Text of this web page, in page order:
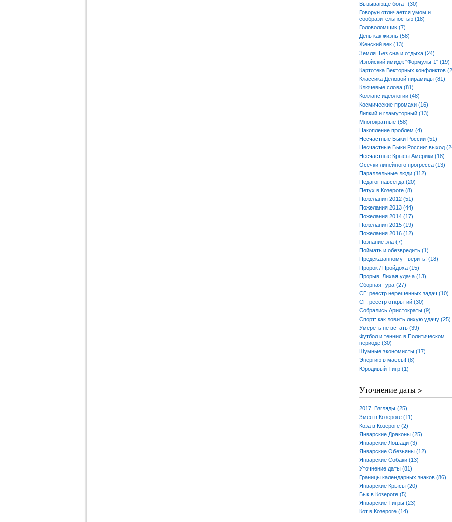
Вызывающе богат (30)
Говорун отличается умом и
сообразительностью (18)
Головоломщик (7)
День как жизнь (58)
Женский век (13)
Земля. Без сна и отдыха (24)
Изгойский имидж "Формулы-1" (19)
Картотека Векторных конфликтов
Классика Деловой пирамиды (81)
Ключевые слова (81)
Коллапс идеологии (48)
Космические промахи (16)
Липкий и гламуторный (13)
Многократные (58)
Накопление проблем (4)
Несчастные Быки России (51)
Несчастные Быки России: выход
Несчастные Крысы Америки (18)
Осечки линейного прогресса (13)
Параллельные люди (112)
Педагог навсегда (20)
Петух в Козероге (8)
Пожелания 2012 (51)
Пожелания 2013 (44)
Пожелания 2014 (17)
Пожелания 2015 (19)
Пожелания 2016 (12)
Познание зла (7)
Поймать и обезвредить (1)
Предсказанному - верить! (18)
Пророк / Пройдоха (15)
Прорыв. Лихая удача (13)
Сборная тура (27)
СГ: реестр нерешенных задач (10)
СГ: реестр открытий (30)
Собрались Аристократы (9)
Спорт: как ловить лихую удачу (25)
Умереть не встать (39)
Футбол и теннис в Политическом
периоде (30)
Шумные экономисты (17)
Энергию в массы! (8)
Юродивый Тигр (1)
Уточнение даты >
2017. Взгляды (25)
Змея в Козероге (11)
Коза в Козероге (2)
Январские Драконы (25)
Январские Лошади (3)
Январские Обезьяны (12)
Январские Собаки (13)
Уточнение даты (81)
Границы календарных знаков (86)
Январские Крысы (20)
Бык в Козероге (5)
Январские Тигры (23)
Кот в Козероге (14)